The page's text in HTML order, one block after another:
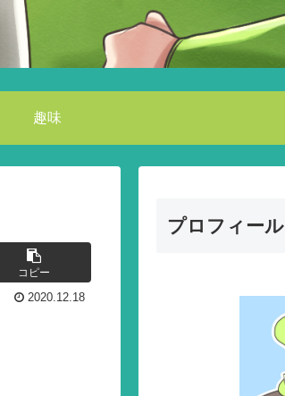
趣味
コピー
2020.12.18
プロフィール